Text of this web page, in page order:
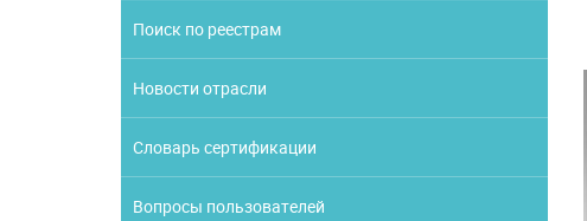
Поиск по реестрам
Новости отрасли
Словарь сертификации
Вопросы пользователей